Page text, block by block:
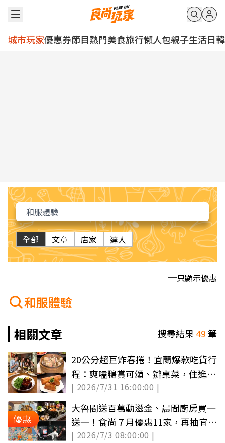
城市玩家優惠券節目熱門美食旅行懶人包親子生活日韓
全部 文章 店家 達人
只顯示優惠
和服體驗
相關文章
搜尋結果49筆
20公分超巨炸春捲！宜蘭爆款吃貨行
程：爽嗑鴨賞可頌、辦桌菜，住進森
林玻璃屋
| 2026/7/31 16:00:00 |
優惠
大魯閣送百萬動滋金、晨間廚房買一
送一！食尚７月優惠11家，再抽宜蘭
民宿（中獎公布）
| 2026/7/3 08:00:00 |